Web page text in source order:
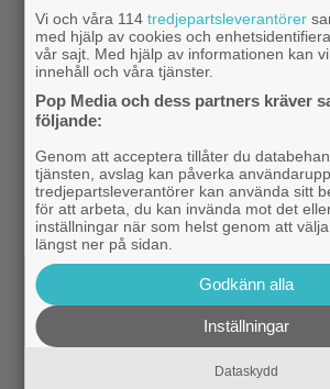
Vi och våra 114tredjepartsleverantörer
med hjälp av cookies och
vår sajt. Med hjälp av informationen kan
innehåll och våra tjänster.
Pop Media och dess partners kräver
följande:
Genom att acceptera tillåter du
tjänsten, avslag kan påverka
tredjepartsleverantörer kan använda sitt
för att arbeta, du kan invända mot det
inställningar när som helst genom att
längst ner på sidan.
Godkänn alla
Inställningar
Dataskydd